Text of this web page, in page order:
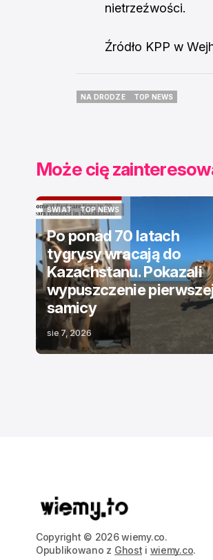
nietrzeźwości.
Źródło KPP w
NA DRODZE
TOP NEWS
Może cię
ŚWIAT
ŚWIAT
TOP NEWS
TOP NEWS
Po ponad 70 latach
tygrysy wracają do
Kazachstanu. Pokazali
wypuszczenie
samicy
sie 7, 2026
Copyright © 2026 wiemy.co.
Opublikowano z Ghost i wiemy.co.